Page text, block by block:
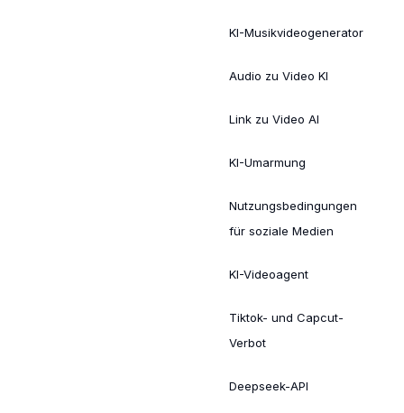
KI-Musikvideogenerator
Audio zu Video KI
Link zu Video AI
KI-Umarmung
Nutzungsbedingungen
für soziale Medien
KI-Videoagent
Tiktok- und Capcut-
Verbot
Deepseek-API